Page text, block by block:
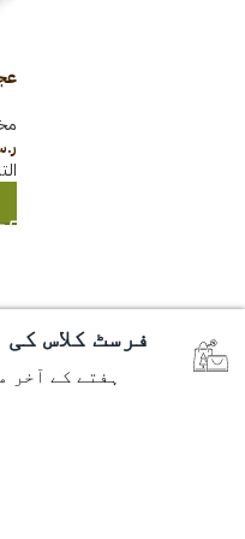
فرسٹ کلاس
ہفتے کے آخر